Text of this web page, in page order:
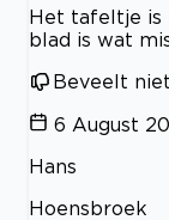
Het tafeltje is
blad is wat
Beveelt
6 August
Hans
Hoensbroek